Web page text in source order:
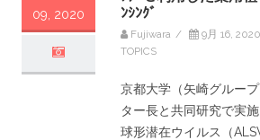
09, 2020
ﾝｼﾝｸﾞ
Fujiwara / 9月 16, 2020
TOPICS
京都大学（矢崎グルー
ター長と共同研究で実
球形潜在ウイルス（